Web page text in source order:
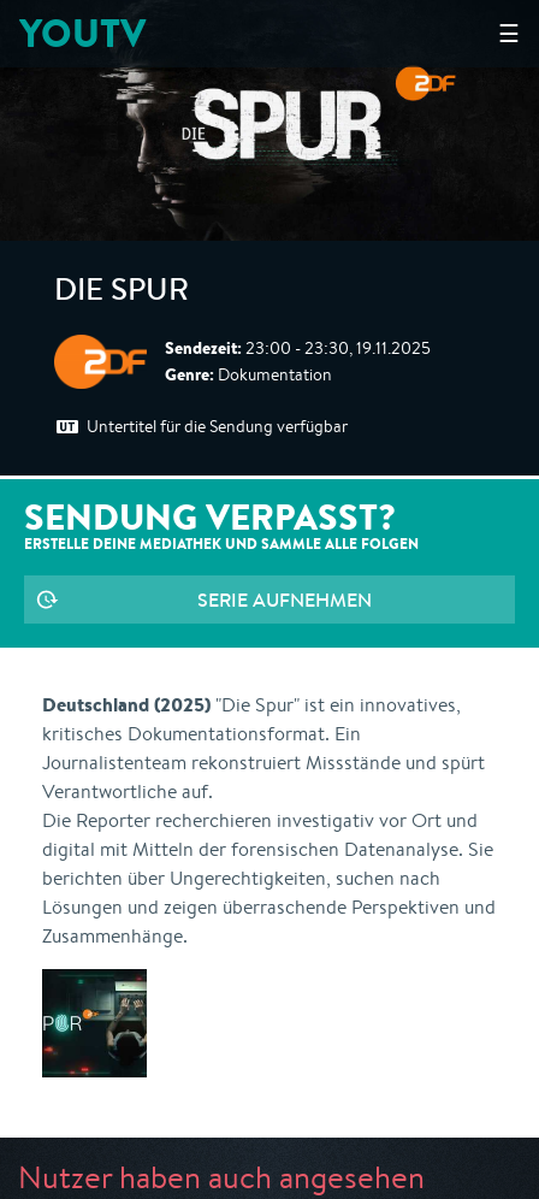
☰
YOUTV
DIE SPUR
Sendezeit: 23:00 - 23:30, 19.11.2025
Genre: Dokumentation
Untertitel für die Sendung verfügbar
SENDUNG VERPASST?
ERSTELLE DEINE MEDIATHEK UND SAMMLE ALLE FOLGEN
SERIE AUFNEHMEN
Deutschland (2025) "Die Spur" ist ein innovatives,
kritisches Dokumentationsformat. Ein
Journalistenteam rekonstruiert Missstände und spürt
Verantwortliche auf.
Die Reporter recherchieren investigativ vor Ort und
digital mit Mitteln der forensischen Datenanalyse. Sie
berichten über Ungerechtigkeiten, suchen nach
Lösungen und zeigen überraschende Perspektiven und
Zusammenhänge.
Nutzer haben auch angesehen